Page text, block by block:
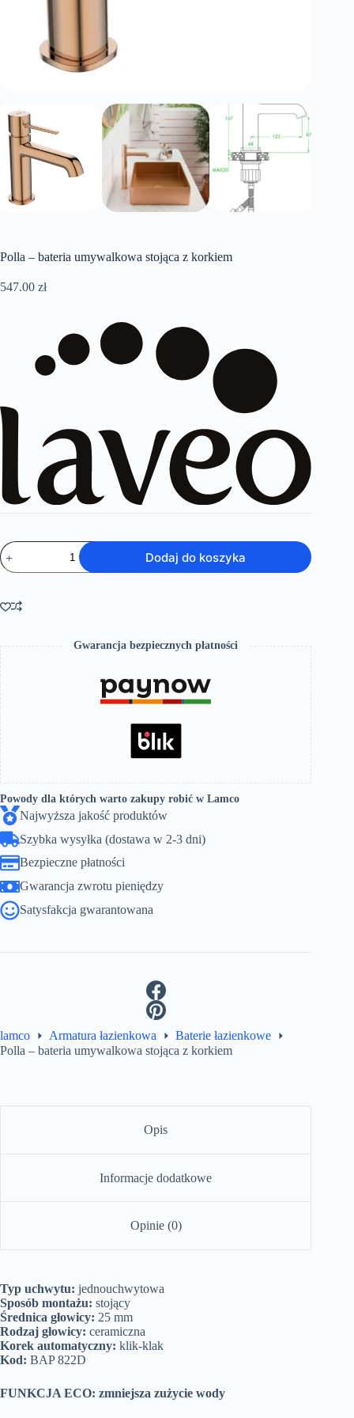
Polla – bateria umywalkowa stojąca z korkiem
547.00 zł
ilość
Polla
umywalkowa
stojąca
Dodaj do koszyka
Gwarancja bezpiecznych płatności
Powody dla których warto zakupy robić w Lamco
Najwyższa jakość produktów
Szybka wysyłka (dostawa w 2-3 dni)
Bezpieczne płatności
Gwarancja zwrotu pieniędzy
Satysfakcja gwarantowana
lamco Armatura łazienkowa
Baterie łazienkowe
Polla – bateria umywalkowa stojąca z korkiem
Opis
Informacje dodatkowe
Opinie (0)
Typ uchwytu: jednouchwytowa
Sposób montażu: stojący
Średnica głowicy: 25 mm
Rodzaj głowicy: ceramiczna
Korek automatyczny: klik-klak
Kod: BAP 822D
FUNKCJA ECO: zmniejsza zużycie wody